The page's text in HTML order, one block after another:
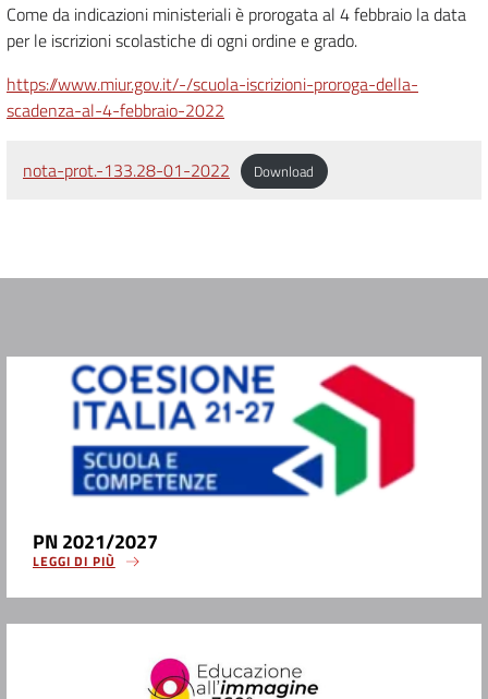
Come da indicazioni ministeriali è prorogata al 4 febbraio la data
per le iscrizioni scolastiche di ogni ordine e grado.
https://www.miur.gov.it/-/scuola-iscrizioni-proroga-della-
scadenza-al-4-febbraio-2022
nota-prot.-133.28-01-2022 Download
PN 2021/2027
LEGGI DI PIÙ